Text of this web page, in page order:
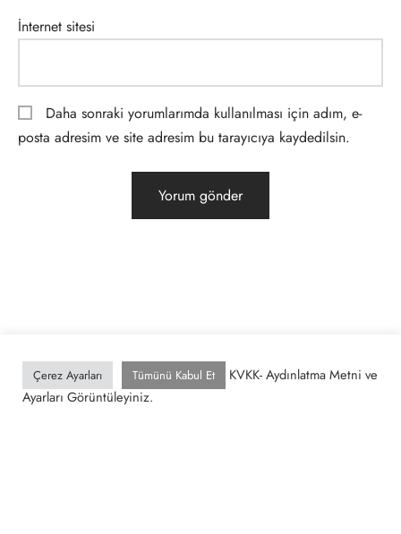
İnternet sitesi
Daha sonraki yorumlarımda kullanılması için adım, e-
posta adresim ve site adresim bu tarayıcıya kaydedilsin.
Çerez Ayarları Tümünü Kabul Et
KVKK- Aydınlatma Metni ve
Ayarları Görüntüleyiniz.